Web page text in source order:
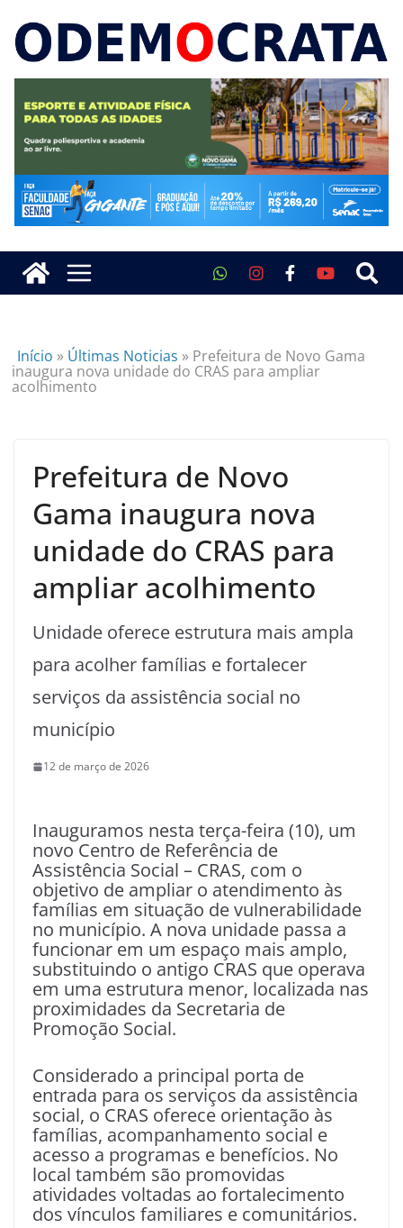
Início » Últimas Noticias » Prefeitura de Novo Gama
inaugura nova unidade do CRAS para ampliar
acolhimento
Prefeitura de Novo
Gama inaugura nova
unidade do CRAS para
ampliar acolhimento
Unidade oferece estrutura mais ampla
para acolher famílias e fortalecer
serviços da assistência social no
município
12 de março de 2026
Inauguramos nesta terça-feira (10), um
novo Centro de Referência de
Assistência Social – CRAS, com o
objetivo de ampliar o atendimento às
famílias em situação de vulnerabilidade
no município. A nova unidade passa a
funcionar em um espaço mais amplo,
substituindo o antigo CRAS que operava
em uma estrutura menor, localizada nas
proximidades da Secretaria de
Promoção Social.
Considerado a principal porta de
entrada para os serviços da assistência
social, o CRAS oferece orientação às
famílias, acompanhamento social e
acesso a programas e benefícios. No
local também são promovidas
atividades voltadas ao fortalecimento
dos vínculos familiares e comunitários.